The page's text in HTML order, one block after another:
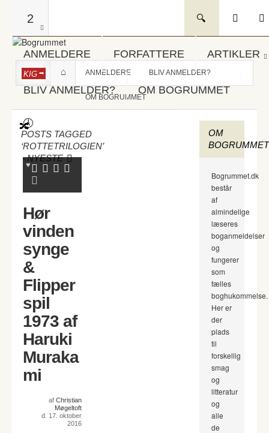
2
ANMELDERE FORFATTERE ARTIKLER
BLIV ANMELDER? OM BOGRUMMET
KIG ANMELDERE BLIV ANMELDER?
OM BOGRUMMET
POSTS TAGGED
‘ROTTETRILOGIEN’
-NYESTE
Hør
vinden
synge
&
Flipper
spil
1973 af
Haruki
Muraka
mi
af Christian
Møgeltoft
d. 17. oktober
2016
OM
BOGRUMMET
Bogrummet.dk
består
af
almindelige
læseres
boganmeldelser
og
fungerer
som
fælles
boghukommelse.
Her er
der
plads
til
forskellig
smag
og
litteratur
og
alle
de